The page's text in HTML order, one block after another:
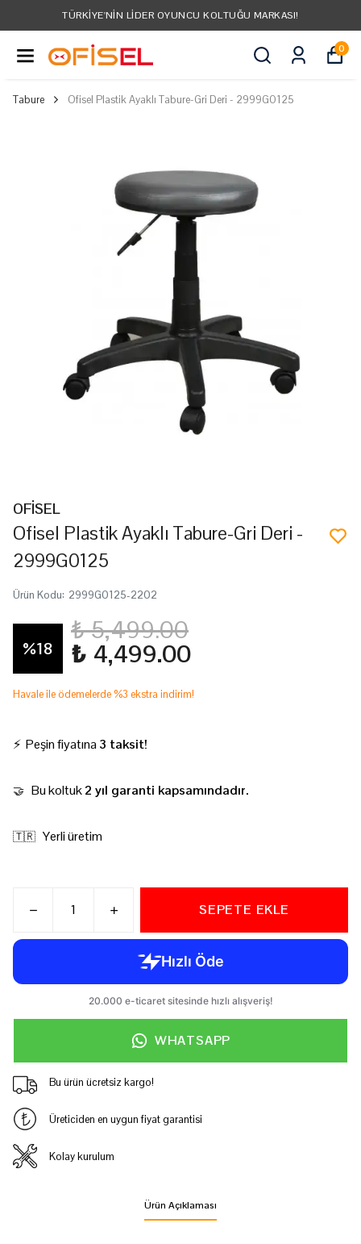
TÜRKIYE'NIN LIDER OYUNCU KOLTUĞU MARKASI!
0
Tabure Ofisel Plastik Ayaklı Tabure-Gri Deri - 2999G0125
OFİSEL
Ofisel Plastik Ayaklı Tabure-Gri Deri -
2999G0125
Ürün Kodu: 2999G0125-2202
%18
₺ 5,499.00
₺ 4,499.00
Havale ile ödemelerde %3 ekstra indirim!
⚡ Peşin fiyatına 3 taksit!
🤝 Bu koltuk2 yıl garanti kapsamındadır.
🇹🇷 Yerli üretim
SEPETE EKLE
WHATSAPP
Bu ürün ücretsiz kargo!
Üreticiden en uygun fiyat garantisi
Kolay kurulum
Ürün Açıklaması